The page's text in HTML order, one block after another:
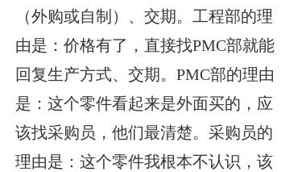
（外购或自制）、交期。工程部的理
由是：价格有了，直接找PMC部就能
回复生产方式、交期。PMC部的理由
是：这个零件看起来是外面买的，应
该找采购员，他们最清楚。采购员的
理由是：这个零件我根本不认识，该